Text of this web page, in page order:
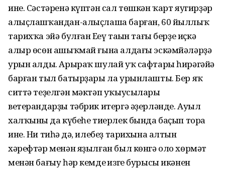
ине. Сәстәренә күптән сал төшкән ҡарт яугирҙәр
алыҫлашҡандан-алыҫлаша барған, 60 йыллыҡ
тарихҡа эйә булған Еңеү таңын тағы берҙе иҫкә
алыр өсөн ашыҡмай ғына алдағы эскәмйәләрҙә
урын алды. Арыраҡ шулай уҡ сафтары һирәгәйә
барған тыл батырҙары ла урынлашты. Бер яҡ
ситтә теҙелгән мәктәп уҡыусылары
ветерандарҙы тәбрик итергә әҙерләнде. Ауыл
халҡының да күбеһе тиерлек бында баҫып тора
ине. Ни тиһәң дә, илебеҙ тарихына алтын
хәрефтәр менән яҙылған был көнгә оло хөрмәт
менән бағыу һәр кемдең изге бурысы икәнен